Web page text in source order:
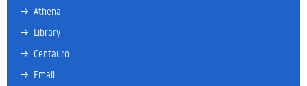
→ Athena
→ Library
→ Centauro
→ Email